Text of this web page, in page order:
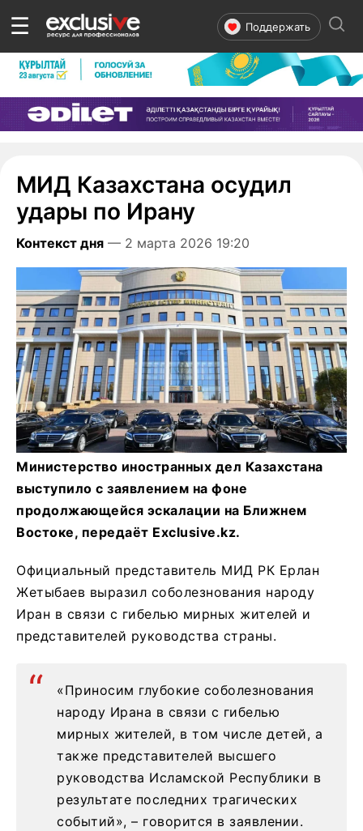
☰ Поддержать
МИД Казахстана осудил
удары по Ирану
Контекст дня — 2 марта 2026 19:20
Министерство иностранных дел Казахстана
выступило с заявлением на фоне
продолжающейся эскалации на Ближнем
Востоке, передаёт Exclusive.kz.
Официальный представитель МИД РК Ерлан
Жетыбаев выразил соболезнования народу
Иран в связи с гибелью мирных жителей и
представителей руководства страны.
«Приносим глубокие соболезнования
народу Ирана в связи с гибелью
мирных жителей, в том числе детей, а
также представителей высшего
руководства Исламской Республики в
результате последних трагических
событий», – говорится в заявлении.